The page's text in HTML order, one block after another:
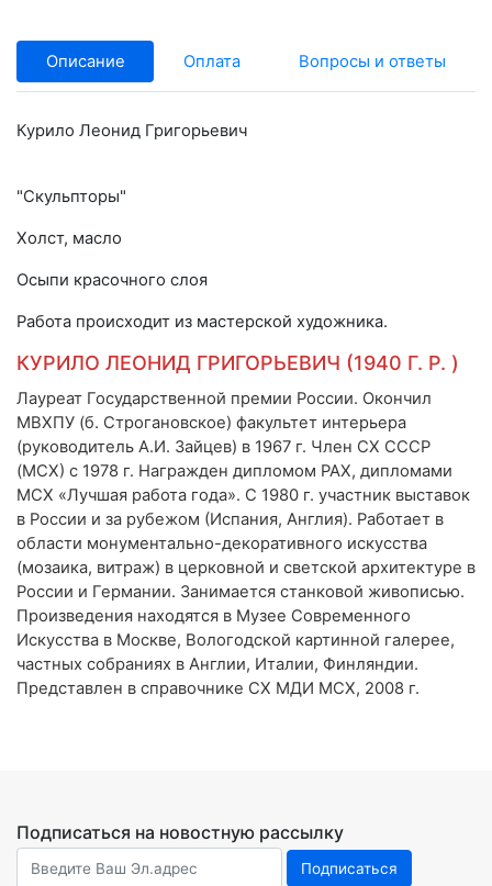
Описание Оплата Вопросы и ответы
Курило Леонид Григорьевич
"Скульпторы"
Холст, масло
Осыпи красочного слоя
Работа происходит из мастерской художника.
КУРИЛО ЛЕОНИД ГРИГОРЬЕВИЧ (1940 Г. Р. )
Лауреат Государственной премии России. Окончил
МВХПУ (б. Строгановское) факультет интерьера
(руководитель А.И. Зайцев) в 1967 г. Член СХ СССР
(МСХ) с 1978 г. Награжден дипломом РАХ, дипломами
МСХ «Лучшая работа года». С 1980 г. участник выставок
в России и за рубежом (Испания, Англия). Работает в
области монументально-декоративного искусства
(мозаика, витраж) в церковной и светской архитектуре в
России и Германии. Занимается станковой живописью.
Произведения находятся в Музее Современного
Искусства в Москве, Вологодской картинной галерее,
частных собраниях в Англии, Италии, Финляндии.
Представлен в справочнике СХ МДИ МСХ, 2008 г.
Подписаться на новостную рассылку